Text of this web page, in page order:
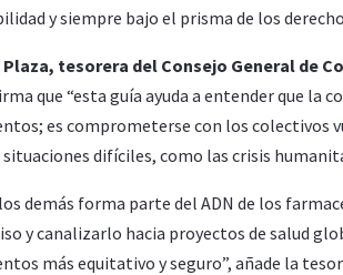
y siempre bajo el prisma de los
Plaza, tesorera del Consejo General de
que “esta guía ayuda a entender que la
es comprometerse con los colectivos
situaciones difíciles, como las crisis
los demás forma parte del ADN de los
y canalizarlo hacia proyectos de salud
más equitativo y seguro”, añade la